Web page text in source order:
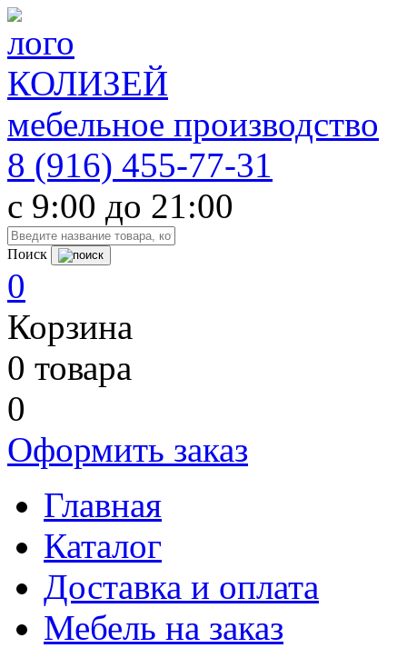
КОЛИЗЕЙ
мебельное производство
8 (916) 455-77-31
c 9:00 до 21:00
Поиск
0
Корзина
0 товара
0
Оформить заказ
Главная
Каталог
Доставка и оплата
Мебель на заказ